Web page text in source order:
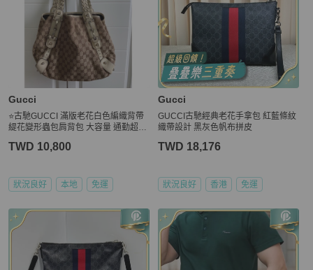
Gucci
⭐️古馳GUCCI 滿版老花白色編織背帶
緹花變形蟲包肩背包 大容量 通勤超好
TWD 10,800
狀況良好 本地 免運
Gucci
GUCCI古馳經典老花手拿包 紅藍條紋
織帶設計 黑灰色帆布拼皮
TWD 18,176
狀況良好 香港 免運